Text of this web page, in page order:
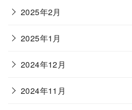
2025年2月
2025年1月
2024年12月
2024年11月